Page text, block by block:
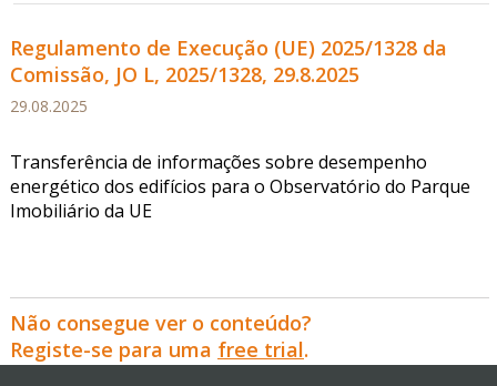
Regulamento de Execução (UE) 2025/1328 da
Comissão, JO L, 2025/1328, 29.8.2025
29.08.2025
Transferência de informações sobre desempenho
energético dos edifícios para o Observatório do Parque
Imobiliário da UE
Não consegue ver o conteúdo?
Registe-se para uma free trial.